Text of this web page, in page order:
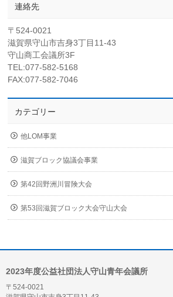
連絡先
〒524-0021
滋賀県守山市吉身3丁目11-43
守山商工会議所3F
TEL:077-582-5168
FAX:077-582-7046
カテゴリー
他LOM事業
滋賀ブロック協議会事業
第42回野洲川冒険大会
第53回滋賀ブロック大会守山大会
2023年度公益社団法人守山青年会議所
〒524-0021